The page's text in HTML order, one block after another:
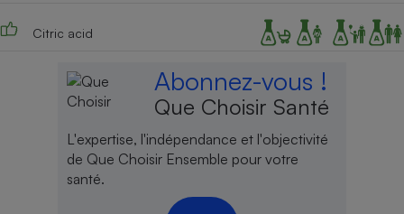
Citric acid
Abonnez-vous !
Que Choisir Santé
L'expertise, l'indépendance et l'objectivité
de Que Choisir Ensemble pour votre
santé.